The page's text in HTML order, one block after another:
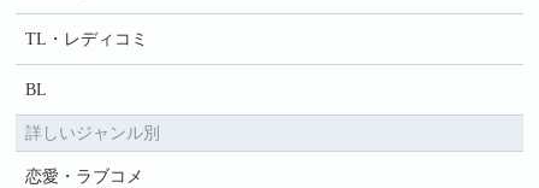
TL・レディコミ
BL
詳しいジャンル別
恋愛・ラブコメ